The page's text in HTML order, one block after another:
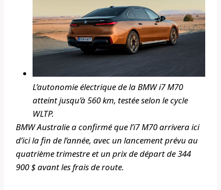
L’autonomie électrique de la BMW i7 M70
atteint jusqu’à 560 km, testée selon le cycle
WLTP.
BMW Australie a confirmé que l’i7 M70 arrivera ici
d’ici la fin de l’année, avec un lancement prévu au
quatrième trimestre et un prix de départ de 344
900 $ avant les frais de route.